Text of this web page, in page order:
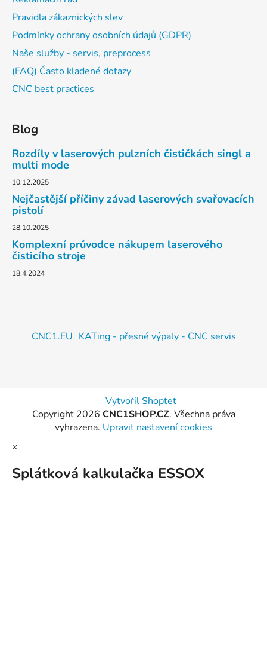
Pravidla zákaznických slev
Podmínky ochrany osobních údajů (GDPR)
Naše služby - servis, preprocess
(FAQ) Často kladené dotazy
CNC best practices
Blog
Rozdíly v laserových pulzních čističkách singl a
multi mode
10.12.2025
Nejčastější příčiny závad laserových svařovacích
pistolí
28.10.2025
Komplexní průvodce nákupem laserového
čisticího stroje
18.4.2024
CNC1.EU KATing - přesné výpaly - CNC servis
Vytvořil Shoptet
Copyright 2026 CNC1SHOP.CZ. Všechna práva
vyhrazena. Upravit nastavení cookies
×
Splátková kalkulačka ESSOX